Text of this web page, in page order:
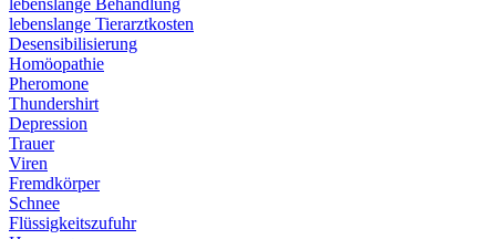
lebenslange Behandlung
lebenslange Tierarztkosten
Desensibilisierung
Homöopathie
Pheromone
Thundershirt
Depression
Trauer
Viren
Fremdkörper
Schnee
Flüssigkeitszufuhr